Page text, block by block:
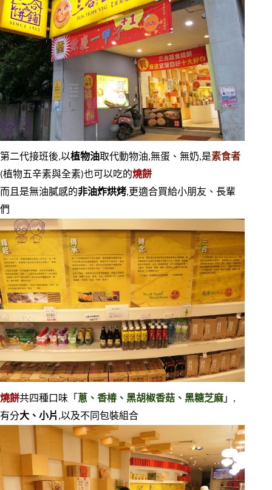
第二代接班後,以植物油取代動物油,無蛋、無奶,是素食者
(植物五辛素與全素)也可以吃的燒餅
而且是無油膩感的非油炸烘烤,更適合買給小朋友、長輩
們
燒餅共四種口味「 蔥、香椿、黑胡椒香菇、黑糖芝麻 」,
有分大、小片 ,以及不同包裝組合